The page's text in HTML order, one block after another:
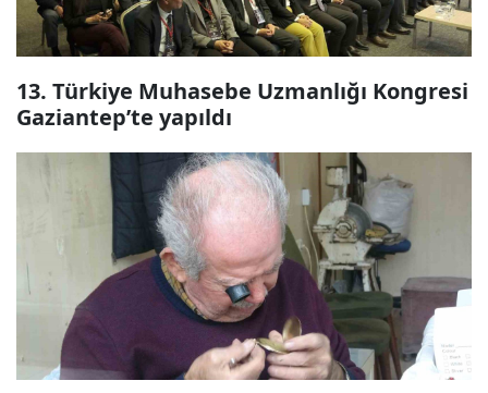
13. Türkiye Muhasebe Uzmanlığı Kongresi
Gaziantep’te yapıldı